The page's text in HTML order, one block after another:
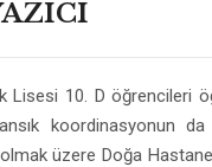
Lisesi 10. D öğrencileri
koordinasyonun da
üzere Doğa